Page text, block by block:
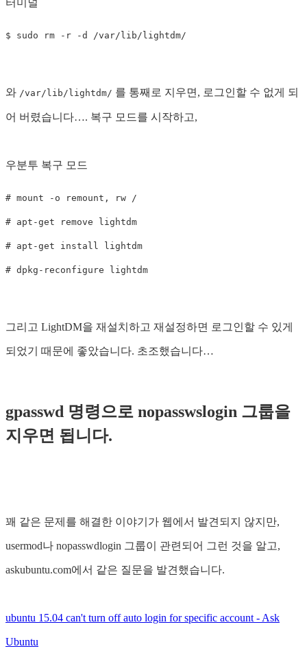
$ sudo rm -r -d
와 /var/lib/lightdm/ 를 통째로 지우면, 로그인할 수 없게 되
어 버렸습니다…. 복구 모드를 시작하고,
우분투 복구 모드
# mount -o remount, rw /
# apt-get remove lightdm
# apt-get install lightdm
그리고 LightDM을 재설치하고 재설정하면 로그인할 수 있게
되었기 때문에 좋았습니다. 초조했습니다…
gpasswd 명령으로 nopasswslogin 그룹을
지우면 됩니다.
꽤 같은 문제를 해결한 이야기가 웹에서 발견되지 않지만,
usermod나 nopasswdlogin 그룹이 관련되어 그런 것을 알고,
askubuntu.com에서 같은 질문을 발견했습니다.
ubuntu 15.04 can't turn off auto login for specific account - Ask
Ubuntu